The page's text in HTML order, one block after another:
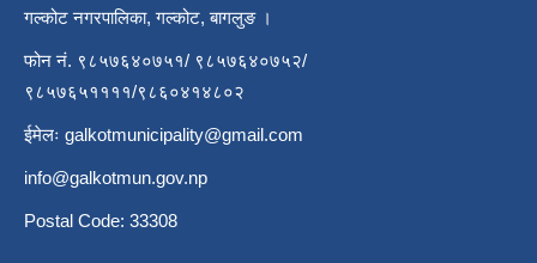
गल्कोट नगरपालिका, गल्कोट, बागलुङ ।
फोन नं. ९८५७६४०७५१/ ९८५७६४०७५२/
९८५७६५११११/९८६०४१४८०२
ईमेलः galkotmunicipality@gmail.com
info@galkotmun.gov.np
Postal Code: 33308